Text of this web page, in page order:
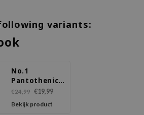
variants:
No.1
Pantothenic
B5 Active
Soothing
Serum
€24,99 €19,99
Bekijk product